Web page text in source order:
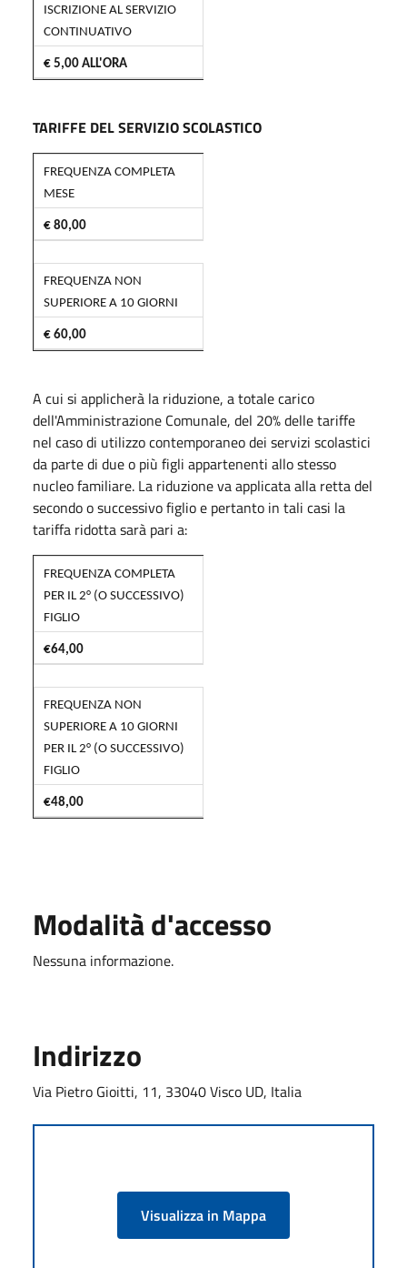
ISCRIZIONE AL SERVIZIO
CONTINUATIVO
€ 5,00 ALL'ORA
TARIFFE DEL SERVIZIO SCOLASTICO
FREQUENZA COMPLETA
MESE
€ 80,00
FREQUENZA NON
SUPERIORE A 10 GIORNI
€ 60,00
A cui si applicherà la riduzione, a totale carico
dell'Amministrazione Comunale, del 20% delle tariffe
nel caso di utilizzo contemporaneo dei servizi scolastici
da parte di due o più figli appartenenti allo stesso
nucleo familiare. La riduzione va applicata alla retta del
secondo o successivo figlio e pertanto in tali casi la
tariffa ridotta sarà pari a:
FREQUENZA COMPLETA
PER IL 2° (O SUCCESSIVO)
FIGLIO
€64,00
FREQUENZA NON
SUPERIORE A 10 GIORNI
PER IL 2° (O SUCCESSIVO)
FIGLIO
€48,00
Modalità d'accesso
Nessuna informazione.
Indirizzo
Via Pietro Gioitti, 11, 33040 Visco UD, Italia
Visualizza in Mappa